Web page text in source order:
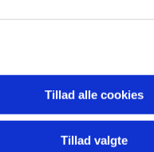
Tillad alle cookies
Tillad valgte